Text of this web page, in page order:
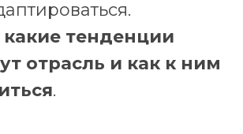
какие тенденции
отрасль и как к ним
.